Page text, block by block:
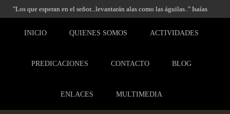
"Los que esperan en el señor...levantarán alas como las águilas.." Isaías
INICIO
QUIENES SOMOS ACTIVIDADES
PREDICACIONES CONTACTO BLOG
ENLACES MULTIMEDIA